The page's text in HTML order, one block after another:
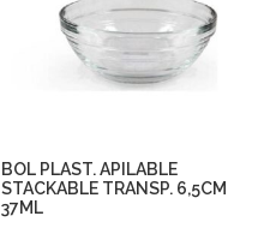
BOL PLAST. APILABLE
STACKABLE TRANSP. 6,5CM
37ML